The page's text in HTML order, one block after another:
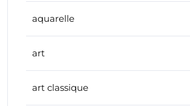
aquarelle
art
art classique